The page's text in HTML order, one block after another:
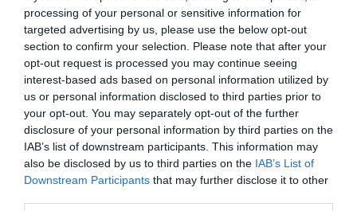
processing of your personal or sensitive information for
targeted advertising by us, please use the below opt-out
section to confirm your selection. Please note that after your
opt-out request is processed you may continue seeing
interest-based ads based on personal information utilized by
us or personal information disclosed to third parties prior to
your opt-out. You may separately opt-out of the further
disclosure of your personal information by third parties on the
IAB’s list of downstream participants. This information may
also be disclosed by us to third parties on the IAB’s List of
Downstream Participants that may further disclose it to other
ADVERTISEMENT - CONTINUE READING BELOW